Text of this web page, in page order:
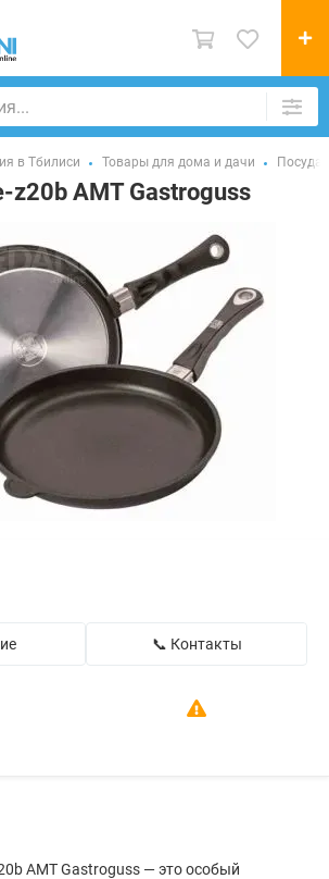
в Тбилиси Товары для дома и дачи Посуда
z20b AMT Gastroguss
📞 Контакты
AMT Gastroguss — это особый